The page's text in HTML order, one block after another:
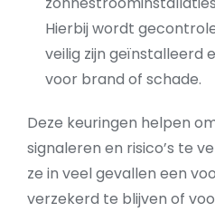
Hierbij wordt
veilig zijn geïnstalleerd
voor brand of schade.
Deze keuringen helpen
signaleren en risico’s te
ze in veel gevallen een
verzekerd te blijven of